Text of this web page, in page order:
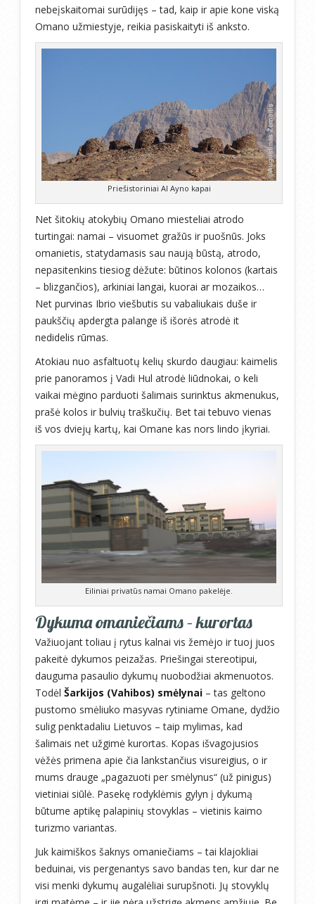
nebeįskaitomai surūdijęs – tad, kaip ir apie kone viską
Omano užmiestyje, reikia pasiskaityti iš anksto.
Priešistoriniai Al Ayno kapai
Net šitokių atokybių Omano miesteliai atrodo
turtingai: namai – visuomet gražūs ir puošnūs. Joks
omanietis, statydamasis sau naują būstą, atrodo,
nepasitenkins tiesiog dėžute: būtinos kolonos (kartais
– blizgančios), arkiniai langai, kuorai ar mozaikos…
Net purvinas Ibrio viešbutis su vabaliukais duše ir
paukščių apdergta palange iš išorės atrodė it
nedidelis rūmas.
Atokiau nuo asfaltuotų kelių skurdo daugiau: kaimelis
prie panoramos į Vadi Hul atrodė liūdnokai, o keli
vaikai mėgino parduoti šalimais surinktus akmenukus,
prašė kolos ir bulvių traškučių. Bet tai tebuvo vienas
iš vos dviejų kartų, kai Omane kas nors lindo įkyriai.
Eiliniai privatūs namai Omano pakelėje.
Dykuma omaniečiams – kurortas
Važiuojant toliau į rytus kalnai vis žemėjo ir tuoj juos
pakeitė dykumos peizažas. Priešingai stereotipui,
dauguma pasaulio dykumų nuobodžiai akmenuotos.
Todėl Šarkijos (Vahibos) smėlynai – tas geltono
pustomo smėliuko masyvas rytiniame Omane, dydžio
sulig penktadaliu Lietuvos – taip mylimas, kad
šalimais net užgimė kurortas. Kopas išvagojusios
vėžės primena apie čia lankstančius visureigius, o ir
mums drauge „pagazuoti per smėlynus“ (už pinigus)
vietiniai siūlė. Pasekę rodyklėmis gylyn į dykumą
būtume aptikę palapinių stovyklas – vietinis kaimo
turizmo variantas.
Juk kaimiškos šaknys omaniečiams – tai klajokliai
beduinai, vis pergenantys savo bandas ten, kur dar ne
visi menki dykumų augalėliai surupšnoti. Jų stovyklų